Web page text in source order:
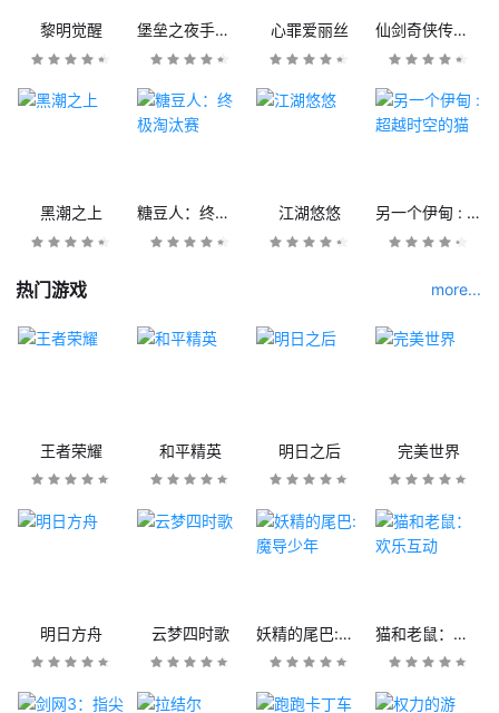
黎明觉醒 堡垒之夜手机版 心罪爱丽丝 仙剑奇侠传九野
黑潮之上 糖豆人：终极淘汰赛 江湖悠悠 另一个伊甸 : 超越时空的猫
热门游戏 more...
王者荣耀 和平精英 明日之后 完美世界
明日方舟 云梦四时歌 妖精的尾巴:魔导少年 猫和老鼠：欢乐互动